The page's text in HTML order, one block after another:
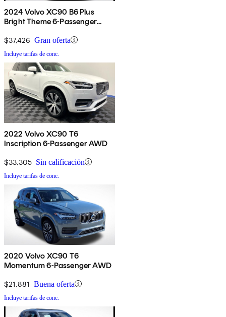
2024 Volvo XC90 B6 Plus
Bright Theme 6-Passenger
$37,426 Gran oferta
Incluye tarifas de conc.
2022 Volvo XC90 T6
Inscription 6-Passenger AWD
$33,305 Sin calificación
Incluye tarifas de conc.
2020 Volvo XC90 T6
Momentum 6-Passenger AWD
$21,881 Buena oferta
Incluye tarifas de conc.